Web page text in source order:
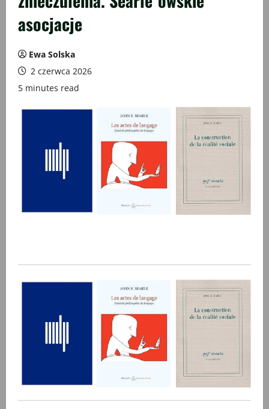
asocjacje
Ewa Solska
2 czerwca 2026
5 minutes read